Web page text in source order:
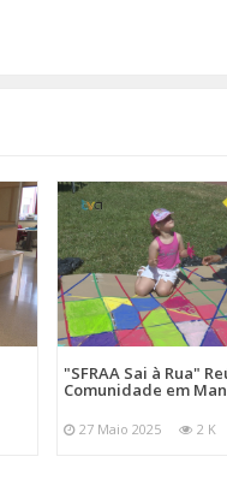
"SFRAA Sai à Rua"
Comunidade em
27 Maio 2025 2 K